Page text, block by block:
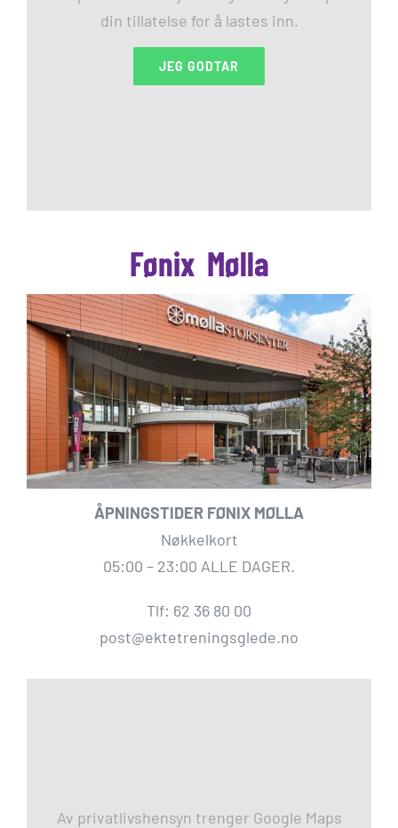
din tillatelse for å lastes inn.
JEG GODTAR
Fønix Mølla
ÅPNINGSTIDER FØNIX MØLLA
Nøkkelkort
05:00 – 23:00 ALLE DAGER.
Tlf: 62 36 80 00
post@ektetreningsglede.no
Av privatlivshensyn trenger Google Maps